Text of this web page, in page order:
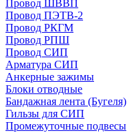
Провод ШВВП
Провод ПЭТВ-2
Провод РКГМ
Провод РПШ
Провод СИП
Арматура СИП
Анкерные зажимы
Блоки отводные
Бандажная лента (Бугеля)
Гильзы для СИП
Промежуточные подвесы